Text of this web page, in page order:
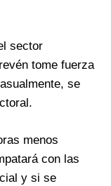
sector
tome fuerza
se
menos
con las
y si se